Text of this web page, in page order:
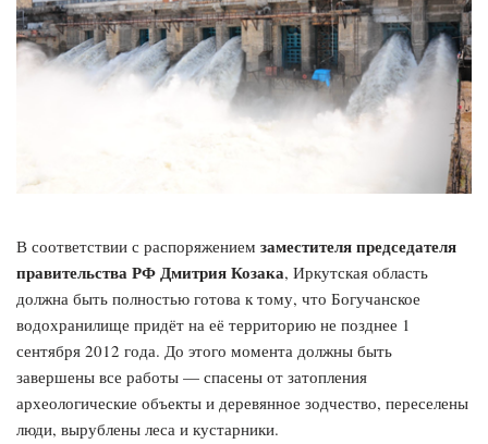
В соответствии с распоряжением заместителя председателя
правительства РФ Дмитрия Козака, Иркутская область
должна быть полностью готова к тому, что Богучанское
водохранилище придёт на её территорию не позднее 1
сентября 2012 года. До этого момента должны быть
завершены все работы — спасены от затопления
археологические объекты и деревянное зодчество, переселены
люди, вырублены леса и кустарники.